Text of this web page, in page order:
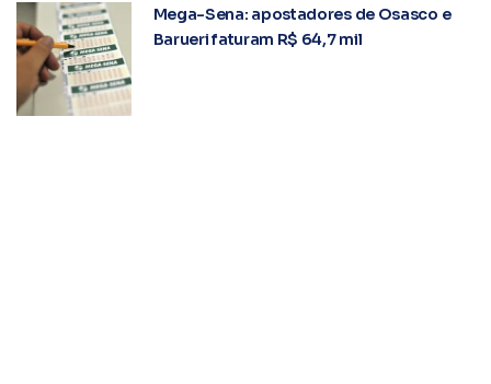
Mega-Sena: apostadores de Osasco e
Barueri faturam R$ 64,7 mil